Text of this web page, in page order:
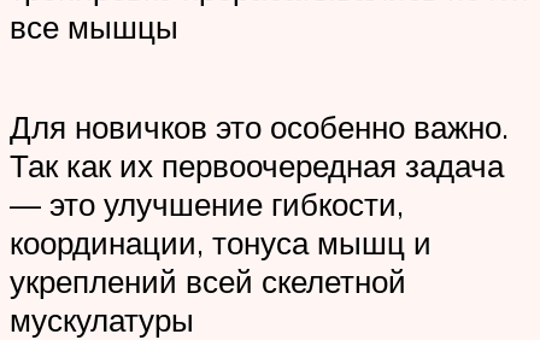
все мышцы
Для новичков это особенно важно.
Так как их первоочередная задача
— это улучшение гибкости,
координации, тонуса мышц и
укреплений всей скелетной
мускулатуры